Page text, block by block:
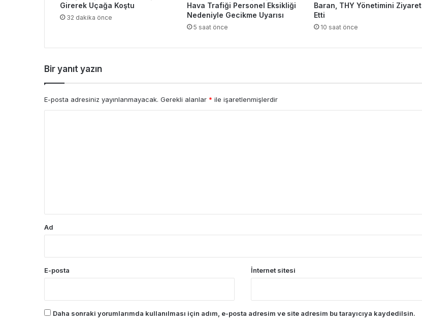
Girerek Uçağa Koştu
32 dakika önce
Hava Trafiği Personel Eksikliği
Nedeniyle Gecikme Uyarısı
5 saat önce
Baran, THY Yönetimini Ziyaret
Etti
10 saat önce
Bir yanıt yazın
E-posta adresiniz yayınlanmayacak. Gerekli alanlar * ile işaretlenmişlerdir
Ad
E-posta İnternet sitesi
Daha sonraki yorumlarımda kullanılması için adım, e-posta adresim ve site adresim bu tarayıcıya kaydedilsin.